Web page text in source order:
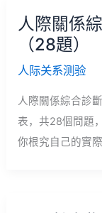
人際關係
（28題）
人际关系测验
人際關係綜合診
表，共28個問題
你根究自己的實